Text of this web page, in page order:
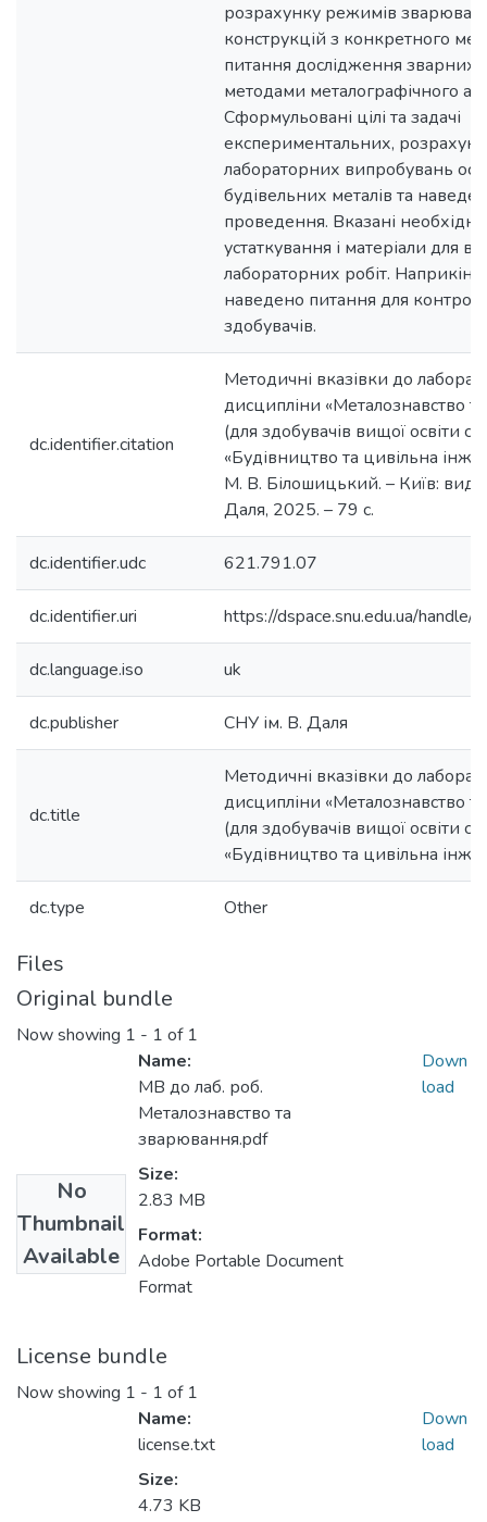
розрахунку режимів
конструкцій з конкретного
питання дослідження зварних
методами металографічного
Сформульовані цілі та задачі
експериментальних,
лабораторних випробувань
будівельних металів та
проведення. Вказані
устаткування і матеріали для
лабораторних робіт.
наведено питання для
здобувачів.
dc.identifier.citation
Методичні вказівки до
дисципліни «Металознавство
(для здобувачів вищої освіти
«Будівництво та цивільна
М. В. Білошицький. – Київ:
Даля, 2025. – 79 с.
dc.identifier.udc 621.791.07
dc.identifier.uri https://dspace.snu.edu.ua/
dc.language.iso uk
dc.publisher СНУ ім. В. Даля
dc.title
Методичні вказівки до
дисципліни «Металознавство
(для здобувачів вищої освіти
«Будівництво та цивільна
dc.type Other
Files
Original bundle
Now showing 1 - 1 of 1
No
Thumbnail
Available
Name:
МВ до лаб. роб.
Металознавство та
зварювання.pdf
Size:
2.83 MB
Format:
Adobe Portable Document
Format
Down
load
License bundle
Now showing 1 - 1 of 1
Name:
license.txt
Size:
4.73 KB
Down
load